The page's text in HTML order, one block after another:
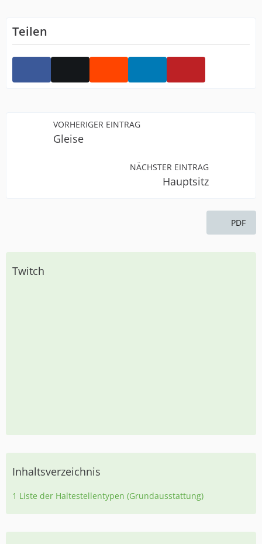
Teilen
VORHERIGER EINTRAG
Gleise
NÄCHSTER EINTRAG
Hauptsitz
PDF
Twitch
Inhaltsverzeichnis
1 Liste der Haltestellentypen (Grundausstattung)